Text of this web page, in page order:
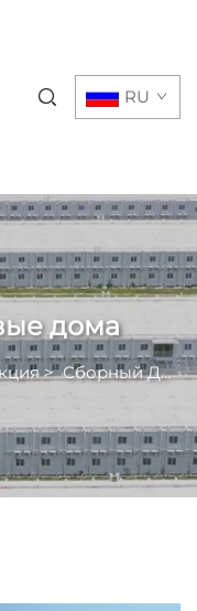
RU
дома
>Сборный Дом